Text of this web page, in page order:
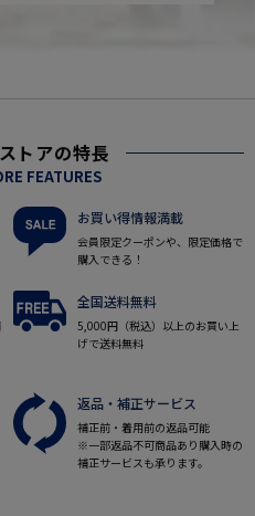
トアの特長
FEATURES
お買い得情報満載
会員限定クーポンや、限定価格で
購入できる！
全国送料無料
5,000円（税込）以上のお買い上
げで送料無料
返品・補正サービス
補正前・着用前の返品可能
※一部返品不可商品あり購入時の
補正サービスも承ります。